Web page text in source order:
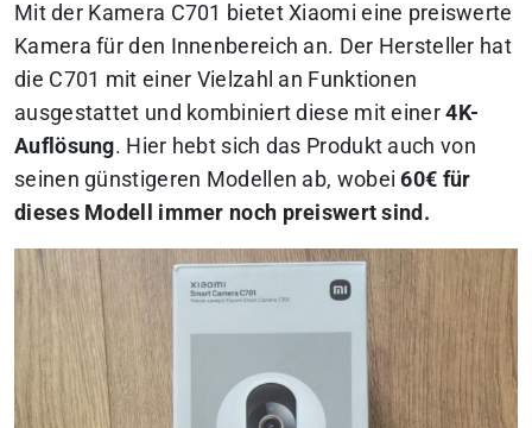
Mit der Kamera C701 bietet Xiaomi eine preiswerte
Kamera für den Innenbereich an. Der Hersteller hat
die C701 mit einer Vielzahl an Funktionen
ausgestattet und kombiniert diese mit einer4K-
Auflösung. Hier hebt sich das Produkt auch von
seinen günstigeren Modellen ab, wobei60€ für
dieses Modell immer noch preiswert sind.